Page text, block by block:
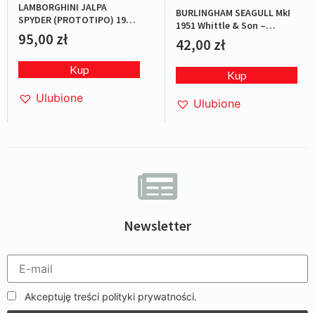
Newsletter
Akceptuję treści polityki prywatności.
LAMBORGHINI JALPA
SPYDER (PROTOTIPO) 1987
BLUE L.E.1/1000
95,00 zł
Kup
Ulubione
BURLINGHAM SEAGULL MkI
1951 Whittle & Son –
Red/Blue
42,00 zł
Kup
Ulubione